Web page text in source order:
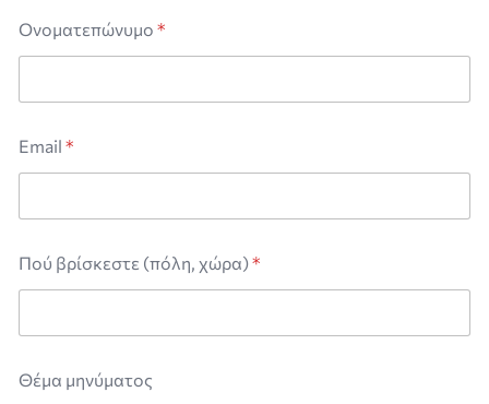
Ονοματεπώνυμο *
Email *
Πού βρίσκεστε (πόλη, χώρα)*
Θέμα μηνύματος